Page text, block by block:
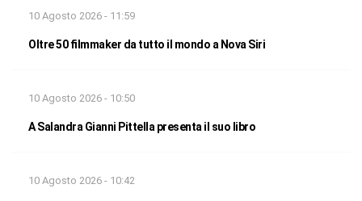
10 Agosto 2026 - 11:59
Oltre 50 filmmaker da tutto il mondo a Nova Siri
10 Agosto 2026 - 10:50
A Salandra Gianni Pittella presenta il suo libro
10 Agosto 2026 - 10:42